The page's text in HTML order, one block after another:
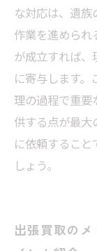
な対応は、遺
作業を進められ
が成立すれば、
に寄与します
理の過程で重
供する点が最大
に依頼するこ
しょう。
出張買取の